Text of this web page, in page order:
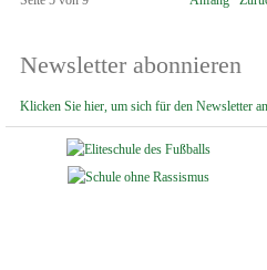
Newsletter abonnieren
Klicken Sie hier, um sich für den Newsletter